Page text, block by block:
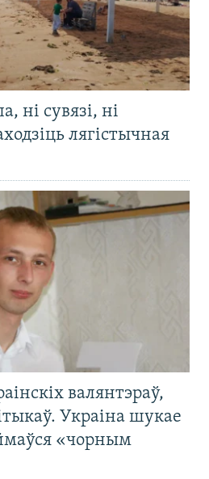
ні сувязі, ні
лягістычная
валянтэраў,
Украіна шукае
«чорным